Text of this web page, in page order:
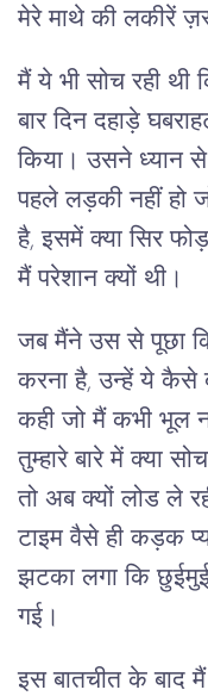
मेरे माथे की लकीरें
मैं ये भी सोच रही
बार दिन दहाड़े
किया। उसने ध्यान से
पहले लड़की नहीं हो
है, इसमें क्या सिर
मैं परेशान क्यों थी।
जब मैंने उस से पूछा
करना है, उन्हें ये कैसे
कही जो मैं कभी भूल
तुम्हारे बारे में क्या
तो अब क्यों लोड ले
टाइम वैसे ही कड़क
झटका लगा कि
गई।
इस बातचीत के बाद